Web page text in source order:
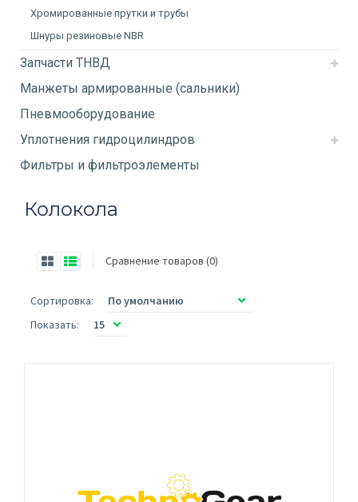
Хромированные прутки и трубы
Шнуры резиновые NBR
Запчасти ТНВД
Манжеты армированные (сальники)
Пневмооборудование
Уплотнения гидроцилиндров
Фильтры и фильтроэлементы
Колокола
Сравнение товаров (0)
Сортировка:
Показать: